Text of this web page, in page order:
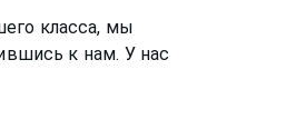
класса, мы
к нам. У нас